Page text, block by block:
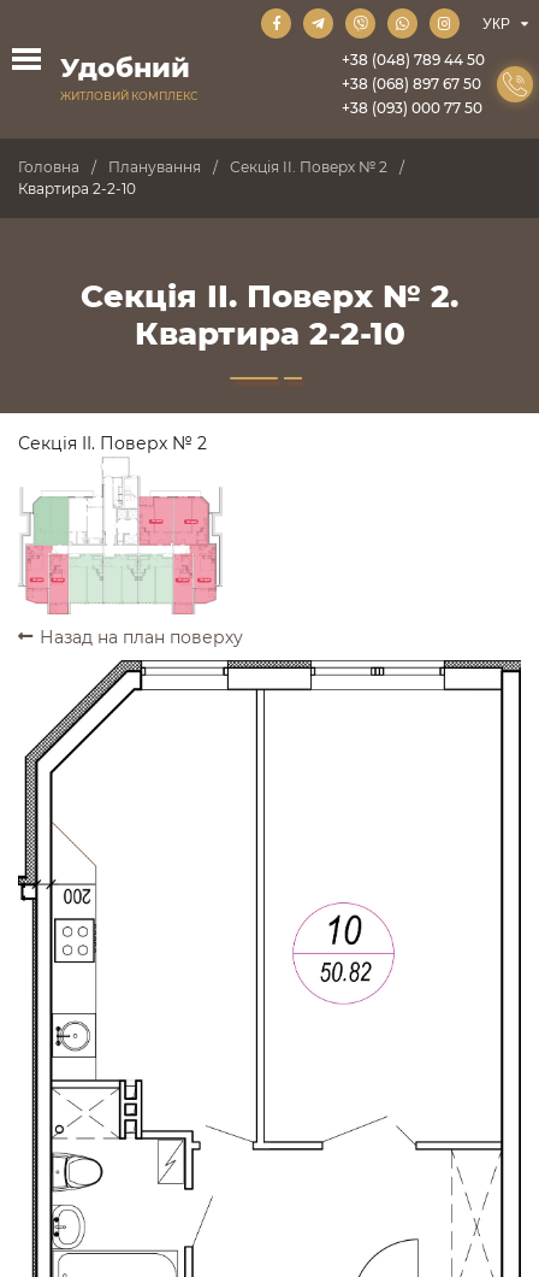
Удобний
ЖИТЛОВИЙ КОМПЛЕКС
+38 (048) 789 44 50
+38 (068) 897 67 50
+38 (093) 000 77 50
Головна Планування
Секція II. Поверх № 2
Квартира 2-2-10
Секція II. Поверх № 2.
Квартира 2-2-10
Секція II. Поверх № 2
ПРОДАНО ПРОДАНО
ПРОДАНО
ПРОДАНО
ПРОДАНО
ПРОДАНО
Назад на план поверху